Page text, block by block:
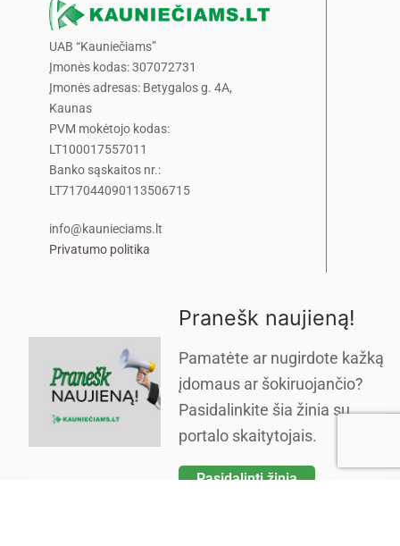
UAB “Kauniečiams”
Įmonės kodas: 307072731
Įmonės adresas: Betygalos g. 4A,
Kaunas
PVM mokėtojo kodas:
LT100017557011
Banko sąskaitos nr.:
LT717044090113506715
info@kaunieciams.lt
Privatumo politika
Pranešk naujieną!
Pamatėte ar nugirdote kažką
įdomaus ar šokiruojančio?
Pasidalinkite šia žinia su
portalo skaitytojais.
Pasidalinti žinia